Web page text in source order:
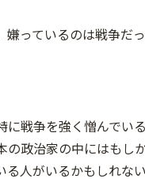
嫌っているのは戦争だ
に戦争を強く憎んでい
の政治家の中にはもし
る人がいるかもしれない